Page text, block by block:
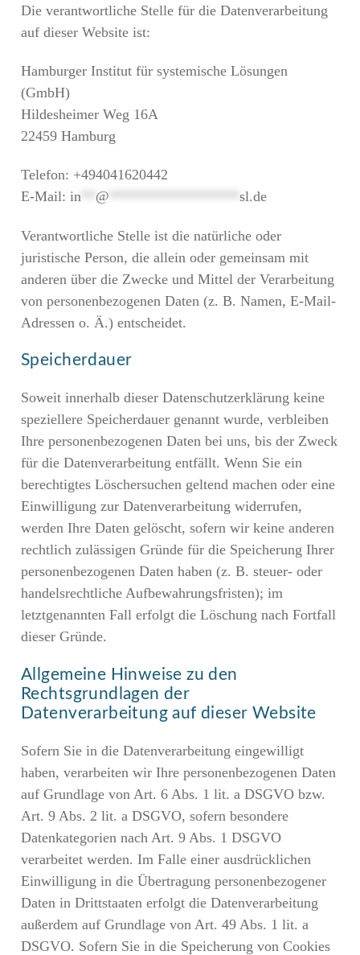
Die verantwortliche Stelle für die Datenverarbeitung
auf dieser Website ist:
Hamburger Institut für systemische Lösungen
(GmbH)
Hildesheimer Weg 16A
22459 Hamburg
Telefon: +494041620442
E-Mail:in @ ******************sl.de
Verantwortliche Stelle ist die natürliche oder
juristische Person, die allein oder gemeinsam mit
anderen über die Zwecke und Mittel der Verarbeitung
von personenbezogenen Daten (z. B. Namen, E-Mail-
Adressen o. Ä.) entscheidet.
Speicherdauer
Soweit innerhalb dieser Datenschutzerklärung keine
speziellere Speicherdauer genannt wurde, verbleiben
Ihre personenbezogenen Daten bei uns, bis der Zweck
für die Datenverarbeitung entfällt. Wenn Sie ein
berechtigtes Löschersuchen geltend machen oder eine
Einwilligung zur Datenverarbeitung widerrufen,
werden Ihre Daten gelöscht, sofern wir keine anderen
rechtlich zulässigen Gründe für die Speicherung Ihrer
personenbezogenen Daten haben (z. B. steuer- oder
handelsrechtliche Aufbewahrungsfristen); im
letztgenannten Fall erfolgt die Löschung nach Fortfall
dieser Gründe.
Allgemeine Hinweise zu den
Rechtsgrundlagen der
Datenverarbeitung auf dieser Website
Sofern Sie in die Datenverarbeitung eingewilligt
haben, verarbeiten wir Ihre personenbezogenen Daten
auf Grundlage von Art. 6 Abs. 1 lit. a DSGVO bzw.
Art. 9 Abs. 2 lit. a DSGVO, sofern besondere
Datenkategorien nach Art. 9 Abs. 1 DSGVO
verarbeitet werden. Im Falle einer ausdrücklichen
Einwilligung in die Übertragung personenbezogener
Daten in Drittstaaten erfolgt die Datenverarbeitung
außerdem auf Grundlage von Art. 49 Abs. 1 lit. a
DSGVO. Sofern Sie in die Speicherung von Cookies